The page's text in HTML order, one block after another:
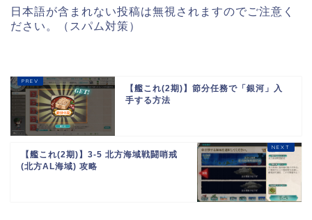
日本語が含まれない投稿は無視されますのでご注意く
ださい。（スパム対策）
【艦これ(2期)】節分任務で「銀河」入
手する方法
【艦これ(2期)】3-5 北方海域戦闘哨戒
(北方AL海域) 攻略